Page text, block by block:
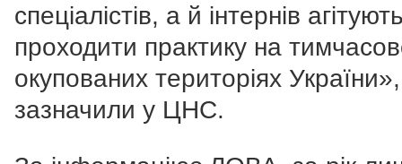
спеціалістів, а й інтернів
проходити практику на
окупованих територіях
зазначили у ЦНС.